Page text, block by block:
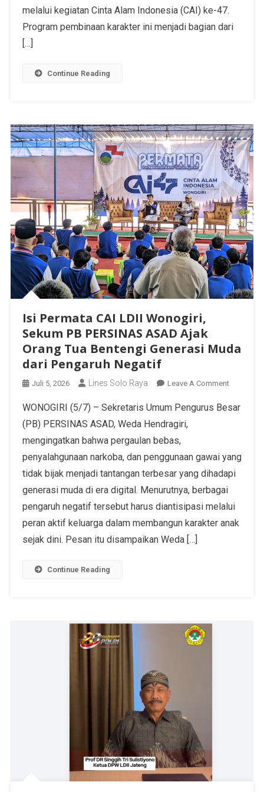
melalui kegiatan Cinta Alam Indonesia (CAI) ke-47.
Program pembinaan karakter ini menjadi bagian dari
[…]
Continue Reading
Isi Permata CAI LDII Wonogiri,
Sekum PB PERSINAS ASAD Ajak
Orang Tua Bentengi Generasi Muda
dari Pengaruh Negatif
Juli 5, 2026 Lines Solo Raya Leave A Comment
WONOGIRI (5/7) – Sekretaris Umum Pengurus Besar
(PB) PERSINAS ASAD, Weda Hendragiri,
mengingatkan bahwa pergaulan bebas,
penyalahgunaan narkoba, dan penggunaan gawai yang
tidak bijak menjadi tantangan terbesar yang dihadapi
generasi muda di era digital. Menurutnya, berbagai
pengaruh negatif tersebut harus diantisipasi melalui
peran aktif keluarga dalam membangun karakter anak
sejak dini. Pesan itu disampaikan Weda […]
Continue Reading